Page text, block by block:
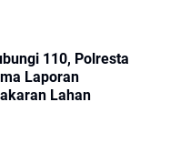
110, Polresta
Laporan
Lahan